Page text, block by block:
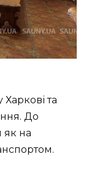
та
До
як на